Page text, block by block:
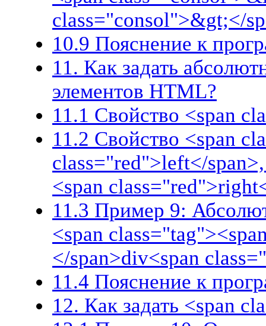
class="consol">&gt;</
10.9 Пояснение к
11. Как задать
элементов HTML?
11.1 Свойство <span
11.2 Свойство <span
class="red">left</
<span
11.3 Пример 9:
<span
</span>div<span
11.4 Пояснение к
12. Как задать <span